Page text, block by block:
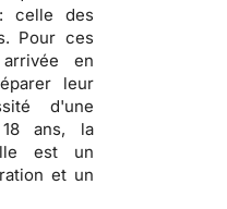
celle des
Pour ces
en
leur
d'une
ans, la
est un
et un